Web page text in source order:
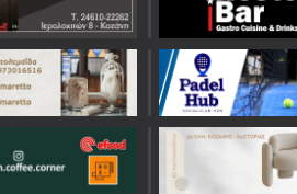
αποφάσεις για το